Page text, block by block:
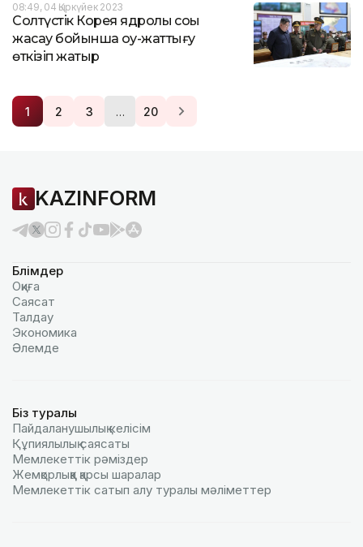
08:49, 04 Қыркүйек 2023
Солтүстік Корея ядролық соққы
жасау бойынша оқу-жаттығу
өткізіп жатыр
1 2 3 … 20
KAZINFORM
Бөлімдер
Оқиға
Саясат
Талдау
Экономика
Әлемде
Біз туралы
Пайдаланушылық келiciм
Құпиялылық саясаты
Мемлекеттік рәміздер
Жемқорлыққа қарсы шаралар
Мемлекеттік сатып алу туралы мәлiметтер